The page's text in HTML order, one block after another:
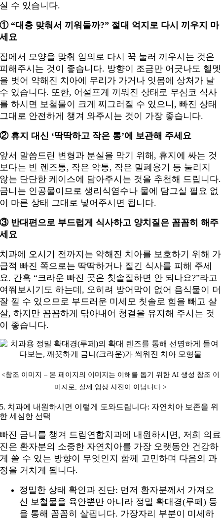
실 수 있습니다.
① “대충 맞춰서 끼워둘까?” 절대 억지로 다시 끼우지 마
세요
집에서 모양을 맞춰 임의로 다시 꾹 눌러 끼우시는 것은
피해주시는 것이 좋습니다. 방향이 조금만 어긋나도 헬멧
을 벗어 약해진 치아에 무리가 가거나 잇몸에 상처가 날
수 있습니다. 또한, 어설프게 끼워진 상태로 무심코 식사
를 하시면 보철물이 크게 찌그러질 수 있으니, 빠진 상태
그대로 안전하게 챙겨 와주시는 것이 가장 좋습니다.
② 휴지 대신 ‘딱딱하고 작은 통’에 보관해 주세요
앞서 말씀드린 변형과 분실을 막기 위해, 휴지에 싸는 것
보다는 빈 렌즈통, 작은 약통, 작은 밀폐용기 등 눌리지
않는 단단한 케이스에 담아주시는 것을 추천해 드립니다.
금니는 인공물이므로 생리식염수나 물에 담그실 필요 없
이 마른 상태 그대로 넣어주시면 됩니다.
③ 반대편으로 부드럽게 식사하고 양치질은 꼼꼼히 해주
세요
치과에 오시기 전까지는 약해진 치아를 보호하기 위해 가
급적 빠진 쪽으로는 딱딱하거나 질긴 식사를 피해 주세
요. 간혹 “크라운 빠진 곳은 칫솔질하면 안 되나요?”라고
여쭤보시기도 하는데, 오히려 방어막이 없어 음식물이 더
잘 낄 수 있으므로 부드러운 미세모 칫솔로 힘을 빼고 살
살, 하지만 꼼꼼하게 닦아내어 청결을 유지해 주시는 것
이 좋습니다.
<참조 이미지 – 본 페이지의 이미지는 이해를 돕기 위한 AI 생성 참조 이
미지로, 실제 임상 사진이 아닙니다.>
5. 치과에 내원하시면 이렇게 도와드립니다: 자연치아 보존을 위
한 세심한 선택
빠진 금니를 챙겨 드림연합치과에 내원하시면, 저희 의료
진은 환자분의 소중한 자연치아를 가장 오랫동안 건강하
게 쓸 수 있는 방향이 무엇인지 함께 고민하며 다음의 과
정을 거치게 됩니다.
정밀한 상태 확인과 진단: 먼저 환자분께서 가져오
신 보철물을 육안뿐만 아니라 정밀 확대경(루페) 등
을 통해 꼼꼼히 살핍니다. 가장자리 부분이 미세하